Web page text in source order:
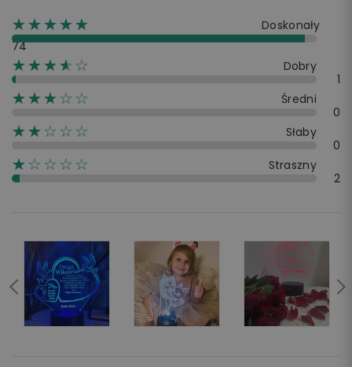
☆☆☆☆☆
★★★★★
Doskonały
74
☆☆☆☆☆
★★★★
Dobry
1
☆☆☆☆☆
★★★
Średni
0
☆☆☆☆☆
★★
Słaby
0
☆☆☆☆☆
★
Straszny
2